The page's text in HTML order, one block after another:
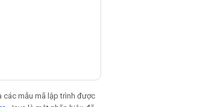
các mẫu mã lập trình được